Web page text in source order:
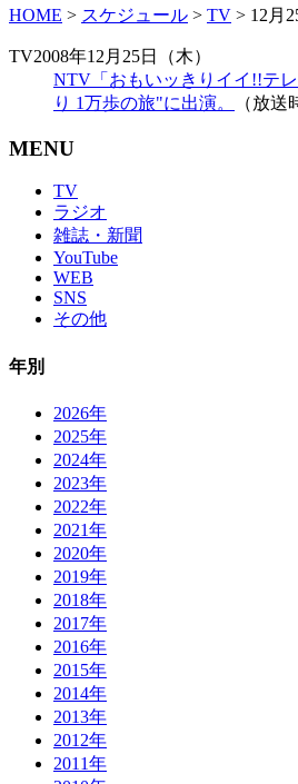
HOME > スケジュール > TV > 12月
TV2008年12月25日（木）
NTV「おもいッきりイイ!!テ
り 1万歩の旅"に出演。
（放
MENU
TV
ラジオ
雑誌・新聞
YouTube
WEB
SNS
その他
年別
2026年
2025年
2024年
2023年
2022年
2021年
2020年
2019年
2018年
2017年
2016年
2015年
2014年
2013年
2012年
2011年